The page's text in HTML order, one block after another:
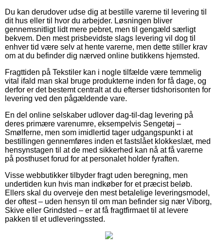
Du kan derudover udse dig at bestille varerne til levering til
dit hus eller til hvor du arbejder. Løsningen bliver
gennemsnitligt lidt mere pebret, men til gengæld særligt
bekvem. Den mest prisbevidste slags levering vil dog til
enhver tid være selv at hente varerne, men dette stiller krav
om at du befinder dig nærved online butikkens hjemsted.
Fragttiden på Tekstiler kan i nogle tilfælde være temmelig
vital ifald man skal bruge produkterne inden for få dage, og
derfor er det bestemt centralt at du efterser tidshorisonten for
levering ved den pågældende vare.
En del online selskaber udlover dag-til-dag levering på
deres primære varenumre, eksempelvis Sengetøj –
Smølferne, men som imidlertid tager udgangspunkt i at
bestillingen gennemføres inden et fastslået klokkeslæt, med
hensynstagen til at de med sikkerhed kan nå at få varerne
på posthuset forud for at personalet holder fyraften.
Visse webbutikker tilbyder fragt uden beregning, men
undertiden kun hvis man indkøber for et præcist beløb.
Ellers skal du overveje den mest betalelige leveringsmodel,
der oftest – uden hensyn til om man befinder sig nær Viborg,
Skive eller Grindsted – er at få fragtfirmaet til at levere
pakken til et udleveringssted.